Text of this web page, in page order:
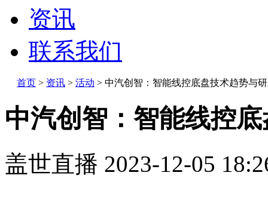
资讯
联系我们
首页 > 资讯 > 活动 > 中汽创智：智能线控底盘技术趋势与
中汽创智：智能线控
盖世直播 2023-12-05